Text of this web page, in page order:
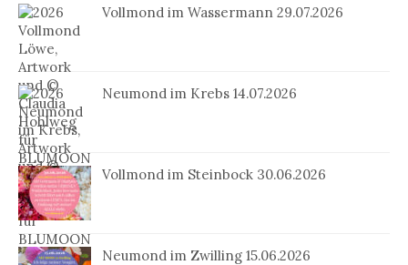
Vollmond im Wassermann 29.07.2026
Neumond im Krebs 14.07.2026
Vollmond im Steinbock 30.06.2026
Neumond im Zwilling 15.06.2026